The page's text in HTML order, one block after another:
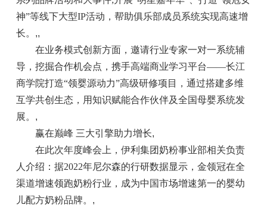
神”等线下大型IP活动，帮助俱乐部成员系统实现高速增
长。 ,,
在业务模式创新方面，邀请行业专家一对一系统辅
导，挖掘合作机会点，携手高端商业学习平台——长江
商学院打造“领婴源动力”高级研修项目，通过搭建多维
互学共创生态，用知识赋能合作伙伴及全国母婴系统发
展。 ,
赢在巅峰 三大引擎助力增长,
在此次年度峰会上，伊利集团奶粉事业部相关负责
人介绍：据2022年尼尔森的行研数据显示，金领冠在全
渠道增速领跑奶粉行业，成为中国市场增速第一的婴幼
儿配方奶粉品牌。 ,